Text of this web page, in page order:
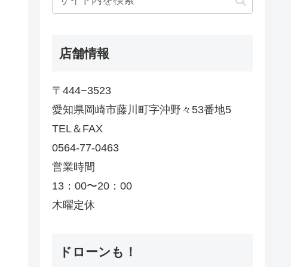
店舗情報
〒444−3523
愛知県岡崎市藤川町字沖野々53番地5
TEL＆FAX
0564-77-0463
営業時間
13：00〜20：00
木曜定休
ドローンも！